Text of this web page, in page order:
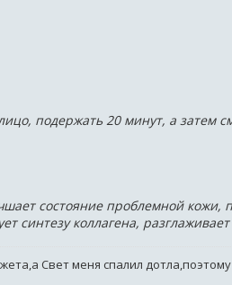
подержать 20 минут, а затем
состояние проблемной кожи,
синтезу коллагена,
Свет меня спалил